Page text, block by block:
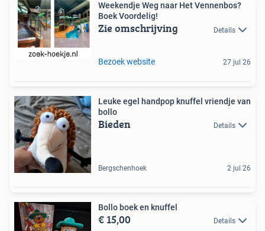
Weekendje Weg naar Het Vennenbos?
Boek Voordelig!
Zie omschrijving Details
Bezoek website 27 jul 26
Leuke egel handpop knuffel vriendje van
bollo
Bieden Details
Bergschenhoek 2 jul 26
Bollo boek en knuffel
€ 15,00 Details